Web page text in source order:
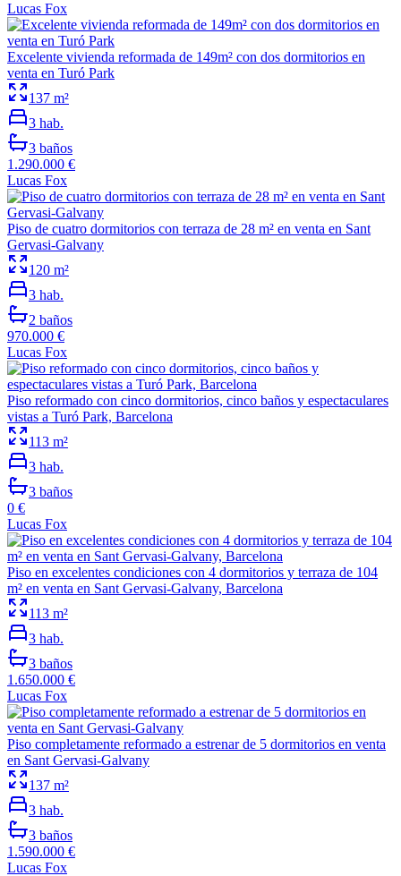
Lucas Fox
Excelente vivienda reformada de 149m² con dos dormitorios en
venta en Turó Park
137 m²
3 hab.
3 baños
1.290.000 €
Lucas Fox
Piso de cuatro dormitorios con terraza de 28 m² en venta en Sant
Gervasi-Galvany
120 m²
3 hab.
2 baños
970.000 €
Lucas Fox
Piso reformado con cinco dormitorios, cinco baños y espectaculares
vistas a Turó Park, Barcelona
113 m²
3 hab.
3 baños
0 €
Lucas Fox
Piso en excelentes condiciones con 4 dormitorios y terraza de 104
m² en venta en Sant Gervasi-Galvany, Barcelona
113 m²
3 hab.
3 baños
1.650.000 €
Lucas Fox
Piso completamente reformado a estrenar de 5 dormitorios en venta
en Sant Gervasi-Galvany
137 m²
3 hab.
3 baños
1.590.000 €
Lucas Fox